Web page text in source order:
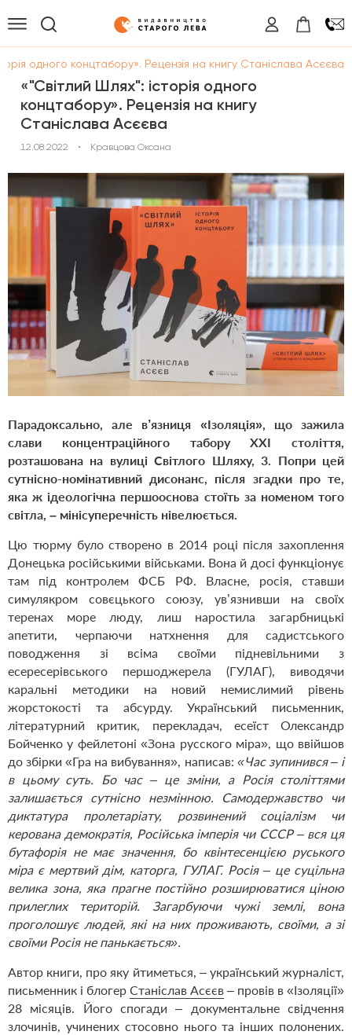
одного концтабору». Рецензія на книгу Станіслава Асєєва
«"Світлий Шлях": історія одного
концтабору». Рецензія на книгу
Станіслава Асєєва
12.08.2022 • Кравцова Оксана
Парадоксально, але в’язниця «Ізоляція», що зажила
слави концентраційного табору ХХІ століття,
розташована на вулиці Світлого Шляху, 3. Попри цей
сутнісно-номінативний дисонанс, після згадки про те,
яка ж ідеологічна першооснова стоїть за номеном того
світла, – мінісуперечність нівелюється.
Цю тюрму було створено в 2014 році після захоплення
Донецька російськими військами. Вона й досі функціонує
там під контролем ФСБ РФ. Власне, росія, ставши
симулякром совєцького союзу, ув’язнивши на своїх
теренах море люду, лиш наростила загарбницькі
апетити, черпаючи натхнення для садистського
поводження зі всіма своїми підневільними з
есересерівського першоджерела (ГУЛАГ), виводячи
каральні методики на новий немислимий рівень
жорстокості та абсурду. Український письменник,
літературний критик, перекладач, есеїст Олександр
Бойченко у фейлетоні «Зона русского міра», що ввійшов
до збірки «Гра на вибування», написав: «Час зупинився – і
в цьому суть. Бо час – це зміни, а Росія століттями
залишається сутнісно незмінною. Самодержавство чи
диктатура пролетаріату, розвинений соціалізм чи
керована демократія, Російська імперія чи СССР – вся ця
бутафорія не має значення, бо квінтесенцією руського
міра є мертвий дім, каторга, ГУЛАГ. Росія – це суцільна
велика зона, яка прагне постійно розширюватися ціною
прилеглих територій. Загарбуючи чужі землі, вона
проголошує людей, які на них проживають, своїми, а зі
своїми Росія не панькається».
Автор книги, про яку йтиметься, – український журналіст,
письменник і блогер Станіслав Асєєв – провів в «Ізоляції»
28 місяців. Його спогади – документальне свідчення
злочинів, учинених стосовно нього та інших полонених.